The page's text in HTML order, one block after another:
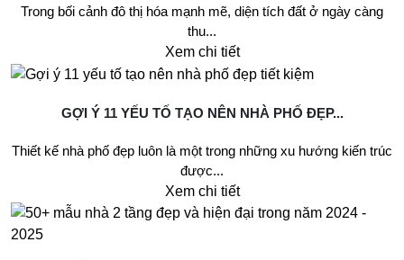
Trong bối cảnh đô thị hóa mạnh mẽ, diện tích đất ở ngày càng
thu...
Xem chi tiết
GỢI Ý 11 YẾU TỐ TẠO NÊN NHÀ PHỐ ĐẸP...
Thiết kế nhà phố đẹp luôn là một trong những xu hướng kiến trúc
được...
Xem chi tiết